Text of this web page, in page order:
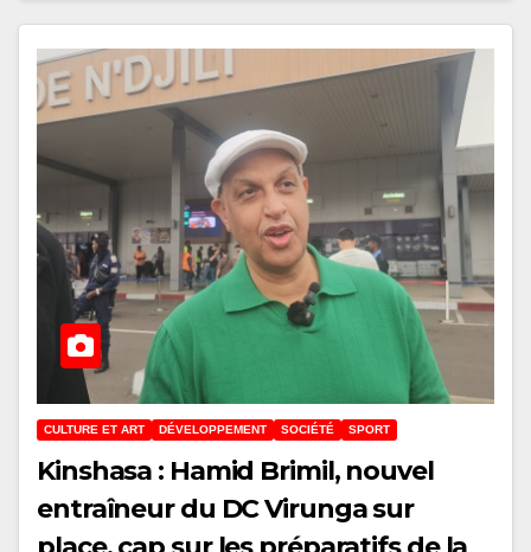
CULTURE ET ART DÉVELOPPEMENT SOCIÉTÉ SPORT
Kinshasa : Hamid Brimil, nouvel
entraîneur du DC Virunga sur